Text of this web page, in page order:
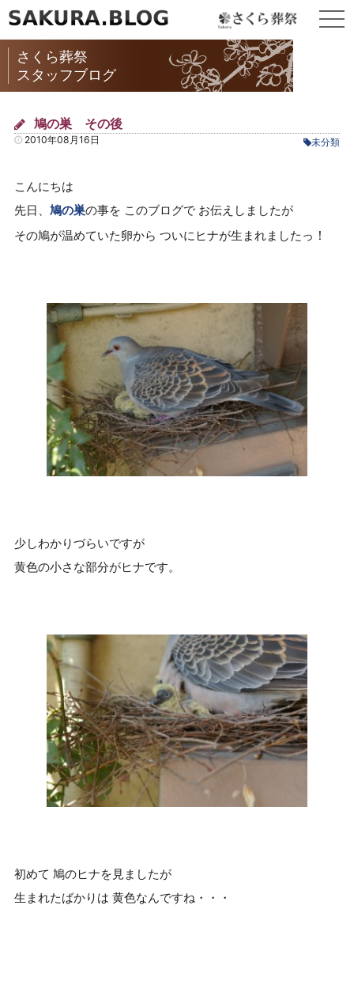
さくら葬祭
スタッフブログ
鳩の巣 その後
2010年08月16日 未分類
こんにちは
先日、 鳩の巣の事を このブログで お伝えしましたが
その鳩が温めていた卵から ついにヒナが生まれましたっ ！
少しわかりづらいですが
黄色の小さな部分がヒナです。
初めて 鳩のヒナを見ましたが
生まれたばかりは 黄色なんですね・・・